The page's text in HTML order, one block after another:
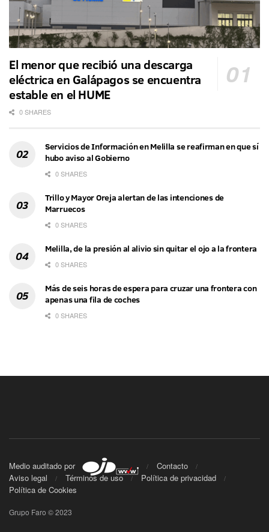
El menor que recibió una descarga
eléctrica en Galápagos se encuentra
estable en el HUME
0 SHARES
Servicios de Información en Melilla se reafirman en que sí
hubo aviso al Gobierno
0 SHARES
Trillo y Mayor Oreja alertan de las intenciones de
Marruecos
0 SHARES
Melilla, de la presión al alivio sin quitar el ojo a la frontera
0 SHARES
Más de seis horas de espera para cruzar una frontera con
apenas una fila de coches
0 SHARES
Medio auditado por
Contacto
Aviso legal
Términos de uso
Política de privacidad
Política de Cookies
Grupo Faro © 2023